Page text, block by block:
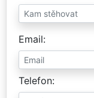
Email
Telefon